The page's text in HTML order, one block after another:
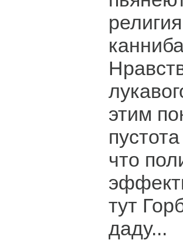
этим
что
тут
даду...